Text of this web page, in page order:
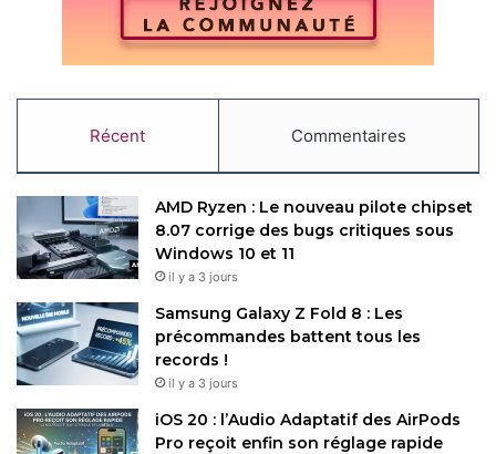
Récent Commentaires
AMD Ryzen : Le nouveau pilote chipset
8.07 corrige des bugs critiques sous
Windows 10 et 11
il y a 3 jours
Samsung Galaxy Z Fold 8 : Les
précommandes battent tous les
records !
il y a 3 jours
iOS 20 : l’Audio Adaptatif des AirPods
Pro reçoit enfin son réglage rapide